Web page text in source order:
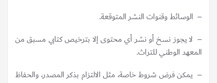
– الوسائط وقنوات النشر المتوقعة.
– لا يجوز نسخ أو نشر أي محتوى إلا بترخيص كتابي مسبق من
المعهد الوطني للتراث.
– يمكن فرض شروط خاصة، مثل الالتزام بذكر المصدر، والحفاظ